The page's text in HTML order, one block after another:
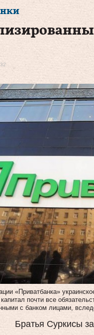
«Приватбанка»
почти все
с банком лицами,
Братья Суркисы